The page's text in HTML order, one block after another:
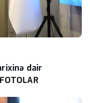
dair